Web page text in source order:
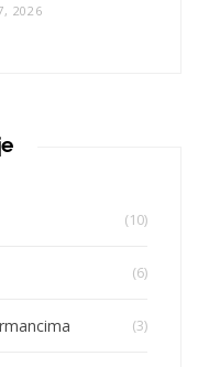
2026
(10)
(6)
(3)